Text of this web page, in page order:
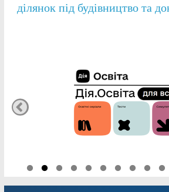
ділянок під будівництво та